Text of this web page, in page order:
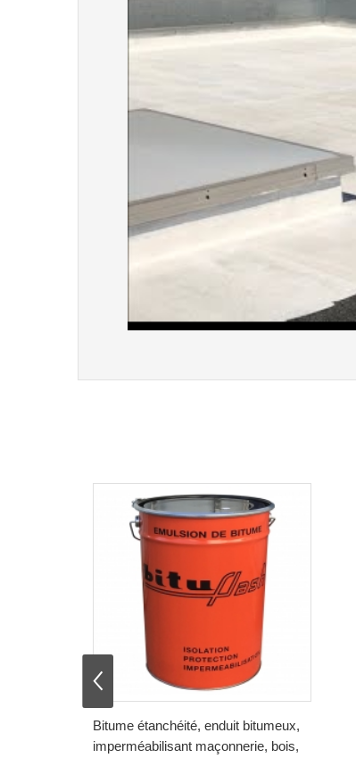
Bitume étanchéité, enduit bitumeux,
imperméabilisant maçonnerie, bois,
⇦